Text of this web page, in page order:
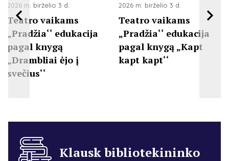
2026 m. birželio 3 d.
Teatro vaikams
„Pradžia‘‘ edukacija
pagal knygą
„Drambliai ėjo į
svečius‘‘
2026 m. birželio 3 d.
Teatro vaikams
„Pradžia‘‘ edukacija
pagal knygą „Kapt
kapt kapt‘‘
Klausk bibliotekininko